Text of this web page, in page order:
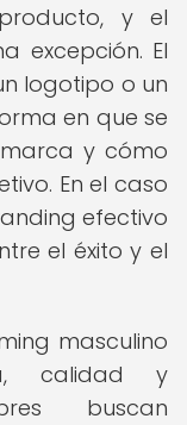
y el
excepción. El
logotipo o un
en que se
y cómo
En el caso
efectivo
el éxito y el
masculino
calidad y
buscan